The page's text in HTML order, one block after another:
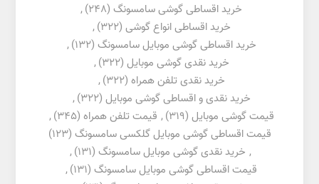
خرید اقساطی گوشی سامسونگ (248)
,
خرید اقساطی انواع گوشی (322)
,
خرید اقساطی گوشی موبایل سامسونگ (132)
,
خرید نقدی گوشی موبایل (322)
,
خرید نقدی تلفن همراه (322)
,
خرید نقدی و اقساطی گوشی موبایل (322)
,
قیمت گوشی موبایل (319)
, قیمت تلفن همراه (345)
,
قیمت اقساطی گوشی موبایل گلکسی سامسونگ (123)
, خرید نقدی گوشی موبایل سامسونگ (131)
,
قیمت اقساطی گوشی موبایل سامسونگ (131)
,